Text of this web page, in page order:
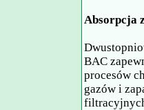
Absorpcja
BAC
procesów
gazów i